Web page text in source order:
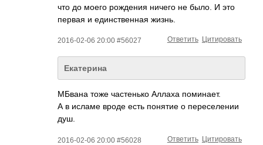
что до моего рождения ничего не было. И это
первая и единственная жизнь.
2016-02-06 20:00 #56027 Цитировать
Ответить
Екатерина
МБвана тоже частенько Аллаха поминает.
А в исламе вроде есть понятие о переселении
душ.
2016-02-06 20:00 #56028 Цитировать
Ответить